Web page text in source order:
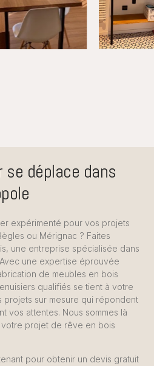
déplace dans
expérimenté pour vos projets
ou Mérignac ? Faites
une entreprise spécialisée dans
une expertise éprouvée
de meubles en bois
qualifiés se tient à votre
sur mesure qui répondent
vos attentes. Nous sommes là
projet de rêve en bois
pour obtenir un devis gratuit